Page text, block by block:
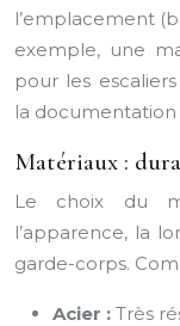
l’emplacement
exemple, une
pour les
la
Matériaux :
Le choix du
l’apparence, la
garde-corps.
Acier : Très